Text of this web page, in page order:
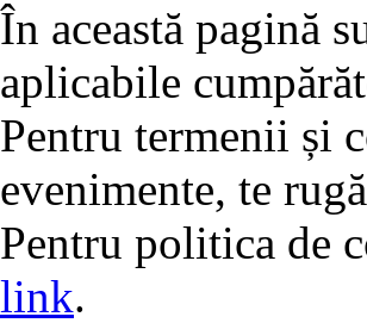
În această pagină
aplicabile
Pentru termenii și
evenimente, te
Pentru politica de
link.